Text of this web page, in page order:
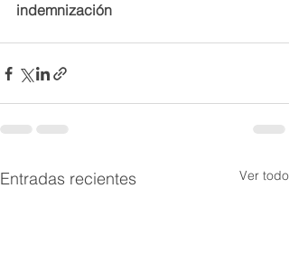
indemnización
Entradas recientes Ver todo